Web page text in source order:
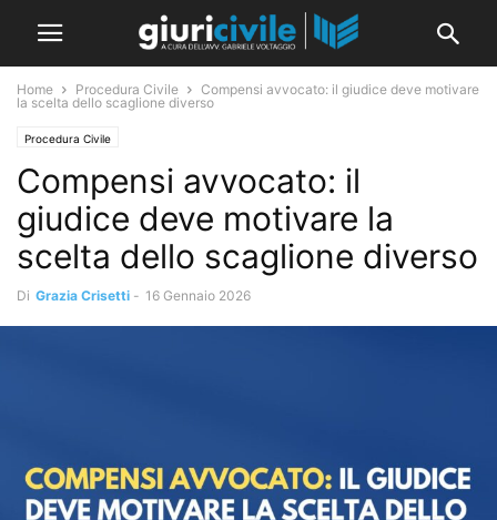
Home Procedura Civile
Compensi avvocato: il giudice deve motivare
la scelta dello scaglione diverso
Procedura Civile
Compensi avvocato: il
giudice deve motivare la
scelta dello scaglione diverso
Di Grazia Crisetti - 16 Gennaio 2026